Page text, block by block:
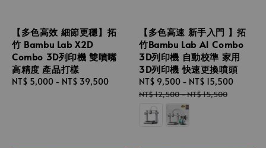
【多色高效 細節更穩】拓
竹 Bambu Lab X2D
Combo 3D列印機 雙噴嘴
高精度 產品打樣
Regular
NT$ 5,000 - NT$ 39,500
【多色高速 新手入門 】拓
竹Bambu Lab A1 Combo
3D列印機 自動校準 家用
3D列印機 快速更換噴頭
Sale
price
NT$ 9,500 - NT$ 15,500
NT$ 12,500-NT$ 15,500